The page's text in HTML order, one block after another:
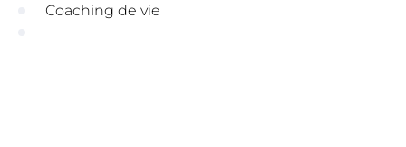
Coaching de vie